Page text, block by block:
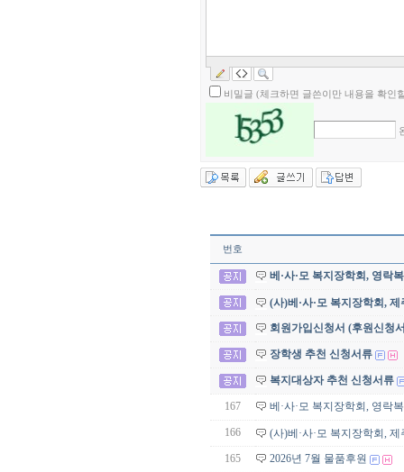
비밀글 (체크하면 글쓴이만 내용을 확인
번호
베·사·모 복지장학회, 영락
(사)베·사·모 복지장학회,
회원가입신청서 (후원신청
장학생 추천 신청서류
복지대상자 추천 신청서류
167 베·사·모 복지장학회, 영락
166
(사)베·사·모 복지장학회,
165
2026년 7월 물품후원